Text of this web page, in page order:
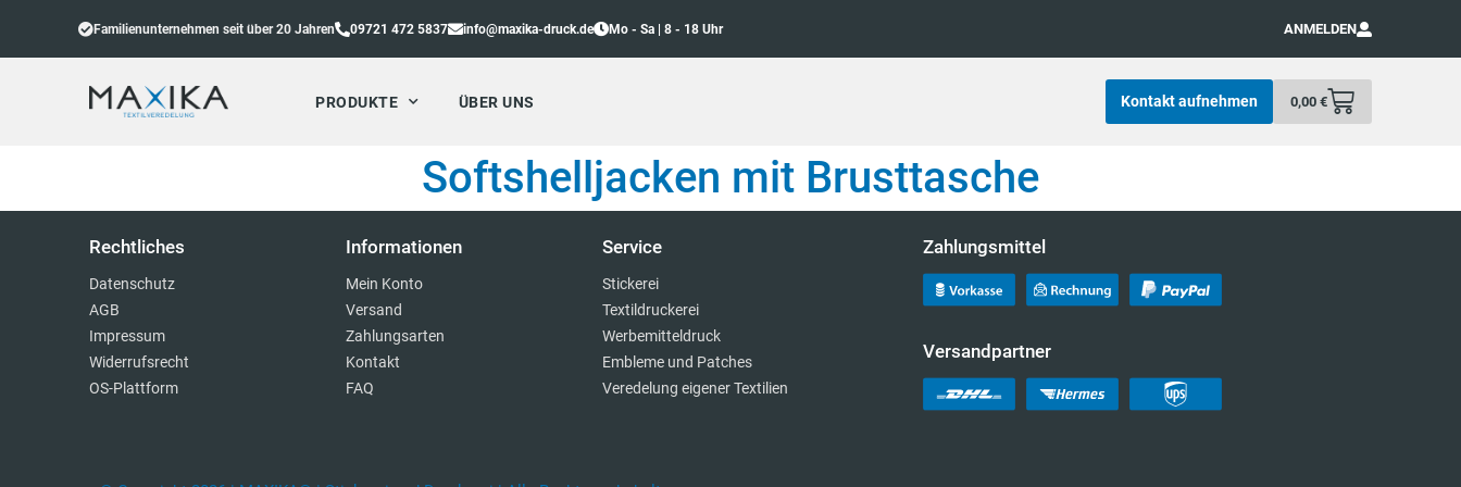
Familienunternehmen seit über 20 Jahren 09721 472 5837 info@maxika-druck.de Mo - Sa | 8 - 18 Uhr ANMELDEN
PRODUKTE ÜBER UNS 0,00 €
Kontakt aufnehmen
Softshelljacken mit Brusttasche
Rechtliches
Datenschutz
AGB
Impressum
Widerrufsrecht
OS-Plattform
Informationen
Mein Konto
Versand
Zahlungsarten
Kontakt
FAQ
Service
Stickerei
Textildruckerei
Werbemitteldruck
Embleme und Patches
Veredelung eigener Textilien
Zahlungsmittel
Versandpartner